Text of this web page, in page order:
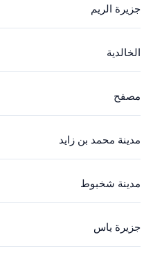
جزيرة الريم
الخالدية
مصفح
مدينة محمد بن زايد
مدينة شخبوط
جزيرة ياس